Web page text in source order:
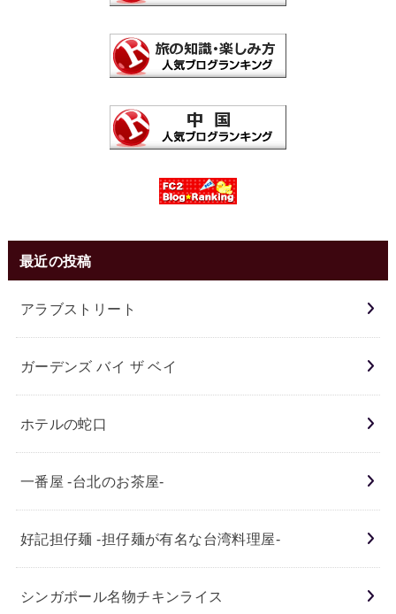
最近の投稿
アラブストリート
ガーデンズ バイ ザ ベイ
ホテルの蛇口
一番屋 -台北のお茶屋-
好記担仔麺 -担仔麺が有名な台湾料理屋-
シンガポール名物チキンライス